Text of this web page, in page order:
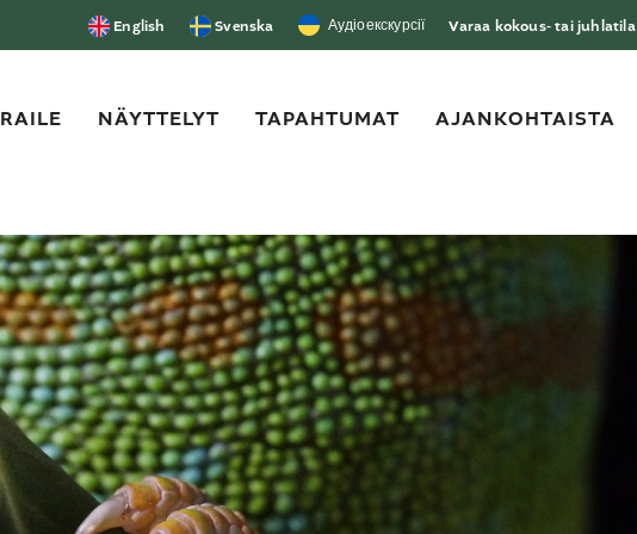
English Svenska Аудіоекскурсії Varaa kokous- tai juhlatila
NÄYTTELYT TAPAHTUMAT AJANKOHTAISTA